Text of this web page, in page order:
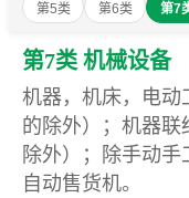
第5类 第6类 第7
第7类 机械设备
机器，机床，电动
的除外）；机器
除外）；除手动手
自动售货机。